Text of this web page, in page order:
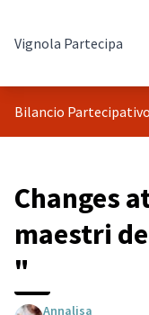
Vignola Partecipa
Bilancio
Changes
maestri
"
Annalisa